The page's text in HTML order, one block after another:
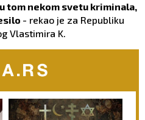
tom nekom svetu kriminala,
- rekao je za Republiku
Vlastimira K.